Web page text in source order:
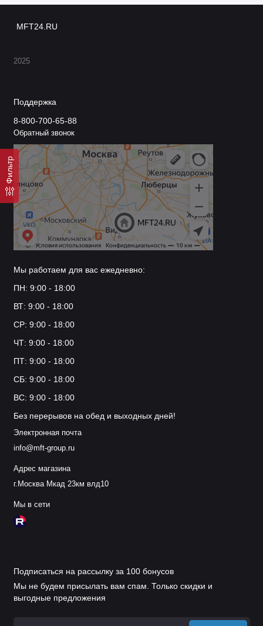
Фильтр
MFT24.RU
2025
Поддержка
8-800-700-65-88
Обратный звонок
Мы работаем для вас ежедневно:
ПН: 9:00 - 18:00
ВТ: 9:00 - 18:00
СР: 9:00 - 18:00
ЧТ: 9:00 - 18:00
ПТ: 9:00 - 18:00
СБ: 9:00 - 18:00
ВС: 9:00 - 18:00
Без перерывов на обед и выходных дней!
Электронная почта
info@mft-group.ru
Адрес магазина
г.Москва Мкад 23км влд10
Мы в сети
Подписаться на рассылку за 100 бонусов
Мы не будем присылать вам спам. Только скидки и
выгодные предложения